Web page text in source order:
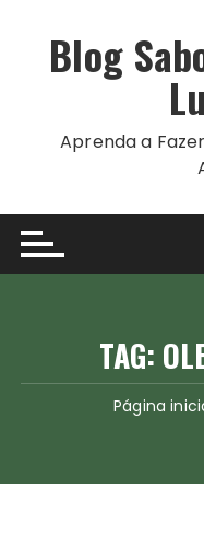
Blog
Aprenda a
TAG:
Página